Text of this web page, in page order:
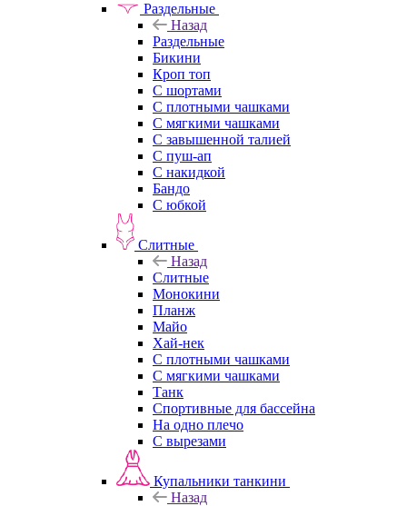
Раздельные
Назад
Раздельные
Бикини
Кроп топ
С шортами
С плотными чашками
С мягкими чашками
С завышенной талией
С пуш-ап
С накидкой
Бандо
С юбкой
Слитные
Назад
Слитные
Монокини
Планж
Майо
Хай-нек
С плотными чашками
С мягкими чашками
Танк
Спортивные для бассейна
На одно плечо
С вырезами
Купальники танкини
Назад